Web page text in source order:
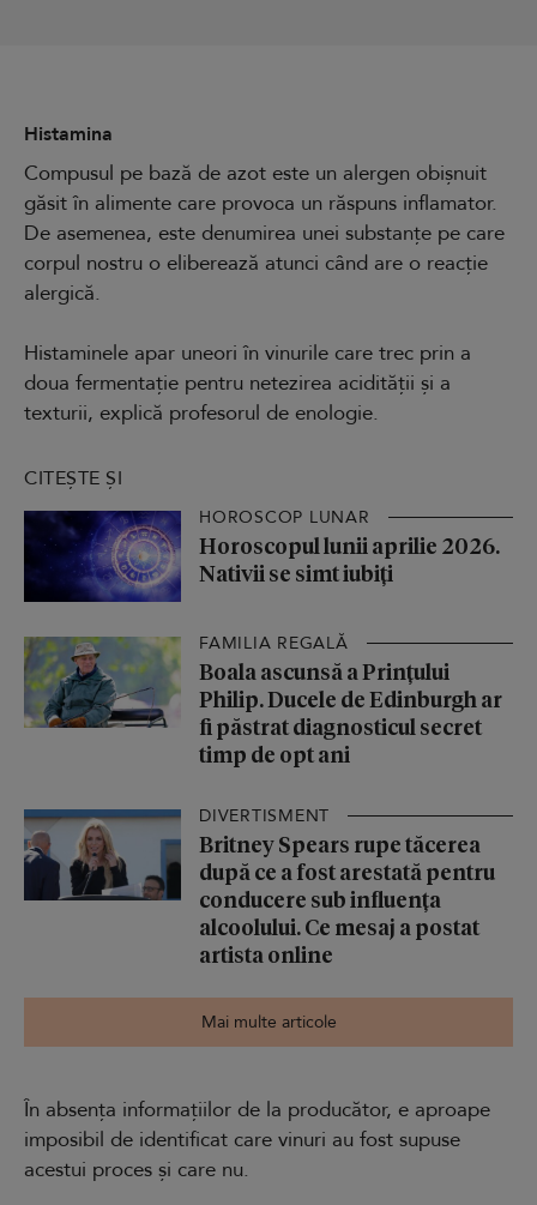
Histamina
Compusul pe bază de azot este un alergen obișnuit
găsit în alimente care provoca un răspuns inflamator.
De asemenea, este denumirea unei substanțe pe care
corpul nostru o eliberează atunci când are o reacție
alergică.
Histaminele apar uneori în vinurile care trec prin a
doua fermentație pentru netezirea acidității și a
texturii, explică profesorul de enologie.
CITEȘTE ȘI
HOROSCOP LUNAR
Horoscopul lunii aprilie 2026.
Nativii se simt iubiți
FAMILIA REGALĂ
Boala ascunsă a Prințului
Philip. Ducele de Edinburgh ar
fi păstrat diagnosticul secret
timp de opt ani
DIVERTISMENT
Britney Spears rupe tăcerea
după ce a fost arestată pentru
conducere sub influența
alcoolului. Ce mesaj a postat
artista online
Mai multe articole
În absența informațiilor de la producător, e aproape
imposibil de identificat care vinuri au fost supuse
acestui proces și care nu.